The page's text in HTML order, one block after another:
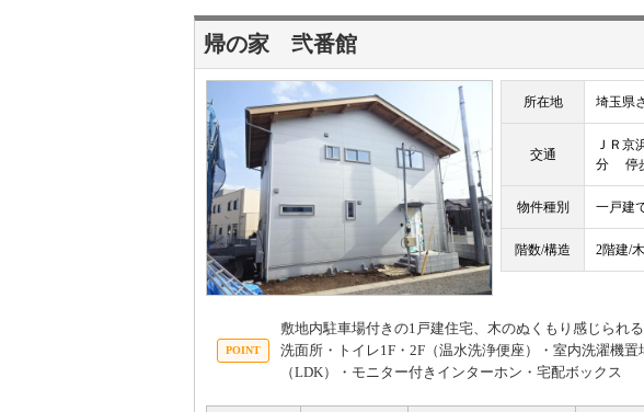
帰の家 弐番館
所在地 埼玉県
交通
ＪＲ京
分 停
物件種別 一戸建
階数/構造 2階建/
敷地内駐車場付きの1戸建住宅、木のぬくもり感じられ
洗面所・トイレ1F・2F（温水洗浄便座）・室内洗濯機
（LDK）・モニター付きインターホン・宅配ボックス